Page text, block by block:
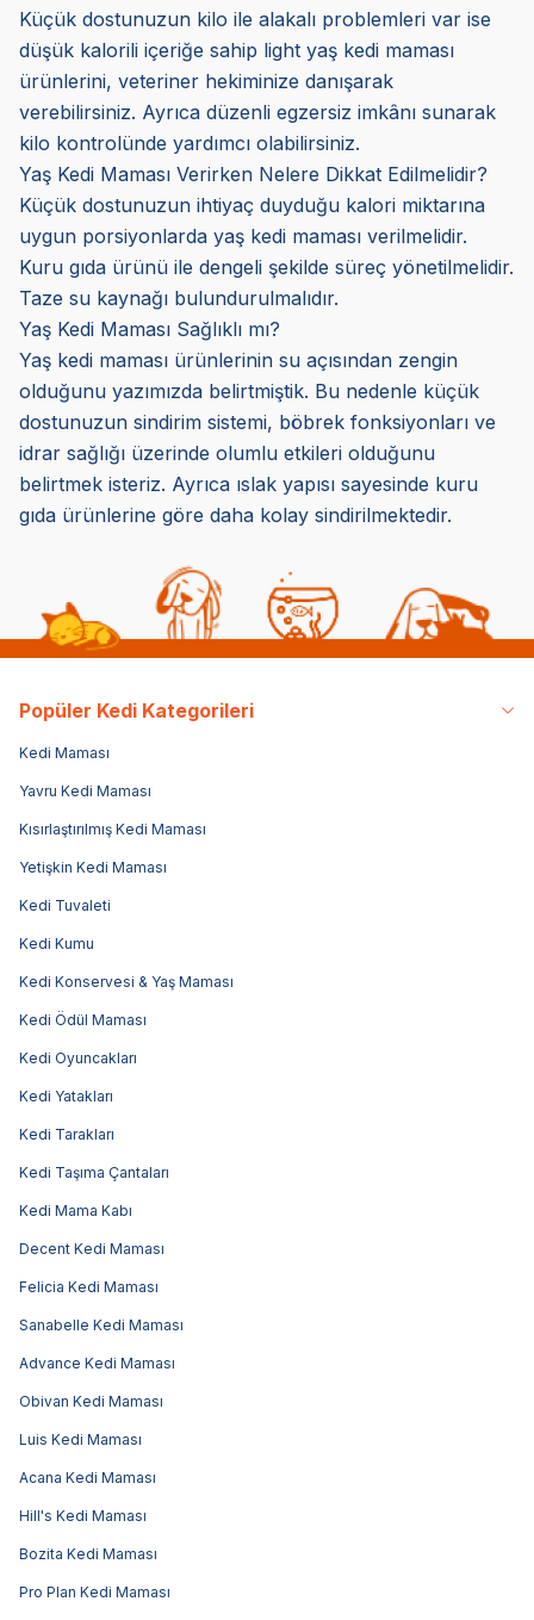
Küçük dostunuzun kilo ile alakalı problemleri var ise
düşük kalorili içeriğe sahip light yaş kedi maması
ürünlerini, veteriner hekiminize danışarak
verebilirsiniz. Ayrıca düzenli egzersiz imkânı sunarak
kilo kontrolünde yardımcı olabilirsiniz.
Yaş Kedi Maması Verirken Nelere Dikkat Edilmelidir?
Küçük dostunuzun ihtiyaç duyduğu kalori miktarına
uygun porsiyonlarda yaş kedi maması verilmelidir.
Kuru gıda ürünü ile dengeli şekilde süreç yönetilmelidir.
Taze su kaynağı bulundurulmalıdır.
Yaş Kedi Maması Sağlıklı mı?
Yaş kedi maması ürünlerinin su açısından zengin
olduğunu yazımızda belirtmiştik. Bu nedenle küçük
dostunuzun sindirim sistemi, böbrek fonksiyonları ve
idrar sağlığı üzerinde olumlu etkileri olduğunu
belirtmek isteriz. Ayrıca ıslak yapısı sayesinde kuru
gıda ürünlerine göre daha kolay sindirilmektedir.
Popüler Kedi Kategorileri
Kedi Maması
Yavru Kedi Maması
Kısırlaştırılmış Kedi Maması
Yetişkin Kedi Maması
Kedi Tuvaleti
Kedi Kumu
Kedi Konservesi & Yaş Maması
Kedi Ödül Maması
Kedi Oyuncakları
Kedi Yatakları
Kedi Tarakları
Kedi Taşıma Çantaları
Kedi Mama Kabı
Decent Kedi Maması
Felicia Kedi Maması
Sanabelle Kedi Maması
Advance Kedi Maması
Obivan Kedi Maması
Luis Kedi Maması
Acana Kedi Maması
Hill's Kedi Maması
Bozita Kedi Maması
Pro Plan Kedi Maması